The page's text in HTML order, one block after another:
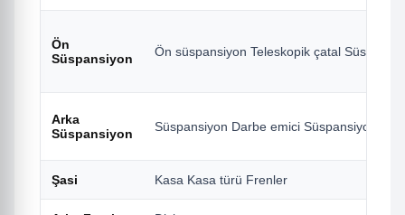
Ön
Süspansiyon
Ön süspansiyon Teleskopik çatal
Arka
Süspansiyon
Süspansiyon Darbe emici Süspansiyon
Şasi Kasa Kasa türü Frenler